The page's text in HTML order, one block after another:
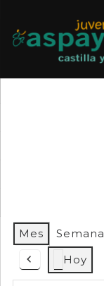
Mes Semana
Anterior
Hoy